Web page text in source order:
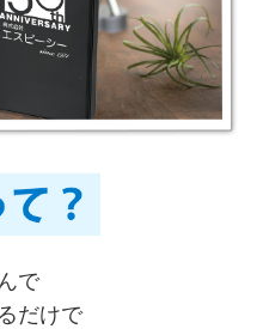
で
だけで